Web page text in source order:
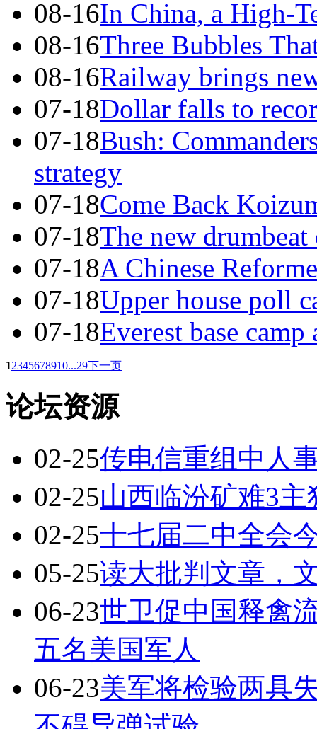
08-16In China, a High-
08-16Three Bubbles
08-16Railway brings
07-18Dollar falls to
07-18Bush:
strategy
07-18Come Back
07-18The new
07-18A Chinese
07-18Upper house poll
07-18Everest base
12345678910...29下一页
论坛资源
02-25传电信重组中人
02-25山西临汾矿难3
02-25十七届二中全会
05-25读大批判文章，
06-23世卫促中国释禽
五名美国军人
06-23美军将检验两具